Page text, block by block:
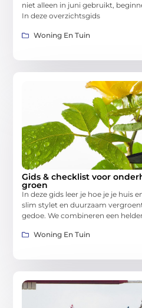
niet alleen in juni gebruikt,
In deze overzichtsgids
Woning En Tuin
Gids & checklist voor
groen
In deze gids leer je hoe je je huis
slim stylet en duurzaam
gedoe. We combineren een
Woning En Tuin